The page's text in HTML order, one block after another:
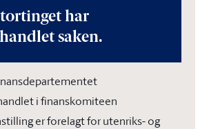
har
saken.
i finanskomiteen
er forelagt for utenriks- og